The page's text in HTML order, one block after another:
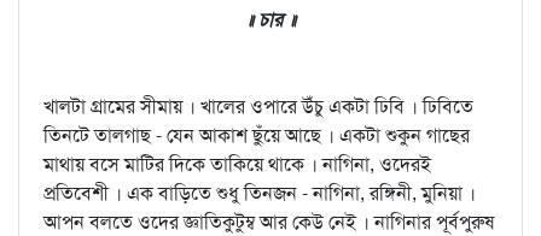
॥ চার ॥
খালটা গ্রামের সীমায় । খালের ওপারে উঁচু একটা ঢিবি । ঢিবিতে
তিনটে তালগাছ - যেন আকাশ ছুঁয়ে আছে । একটা শুকুন গাছের
মাথায় বসে মাটির দিকে তাকিয়ে থাকে । নাগিনা, ওদেরই
প্রতিবেশী । এক বাড়িতে শুধু তিনজন - নাগিনা, রঙ্গিনী, মুনিয়া ।
আপন বলতে ওদের জ্ঞাতিকুটুম্ব আর কেউ নেই । নাগিনার পূর্বপুরুষ